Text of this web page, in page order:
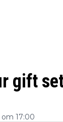
gift
om 17:00